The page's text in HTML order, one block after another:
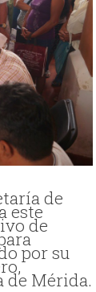
de
este
de
por su
de Mérida.